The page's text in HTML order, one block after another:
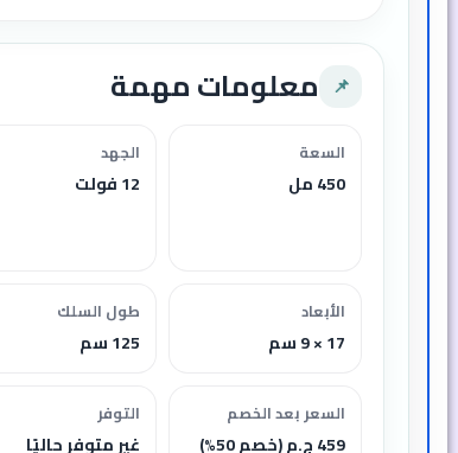
📌 معلومات مهمة
السعة
450 مل
الجهد
12 فولت
الأبعاد
17 × 9 سم
طول السلك
125 سم
السعر بعد الخصم
459 ج.م (خصم 50%)
التوفر
غير متوفر حاليًا